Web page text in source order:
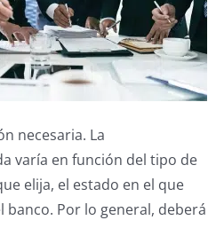
necesaria. La
varía en función del tipo de
elija, el estado en el que
Por lo general, deberá